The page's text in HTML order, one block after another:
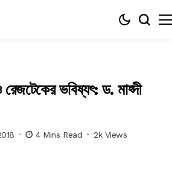
ভবিষ্যৎ: ড. মাহ্দী
4 Mins Read 2k Views